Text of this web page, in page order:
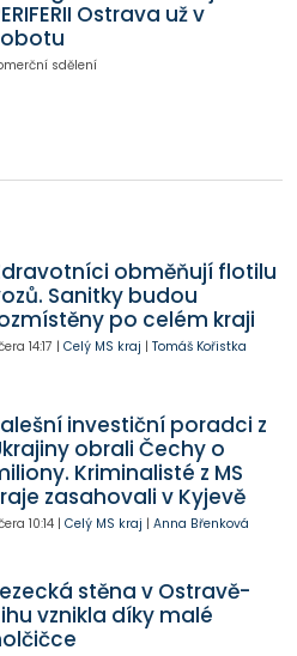
Ostrava už v
sdělení
obměňují flotilu
Sanitky budou
po celém kraji
14:17 | Celý MS kraj | Tomáš Kořistka
investiční poradci z
obrali Čechy o
Kriminalisté z MS
zasahovali v Kyjevě
10:14| Celý MS kraj | Anna Břenková
stěna v Ostravě-
vznikla díky malé